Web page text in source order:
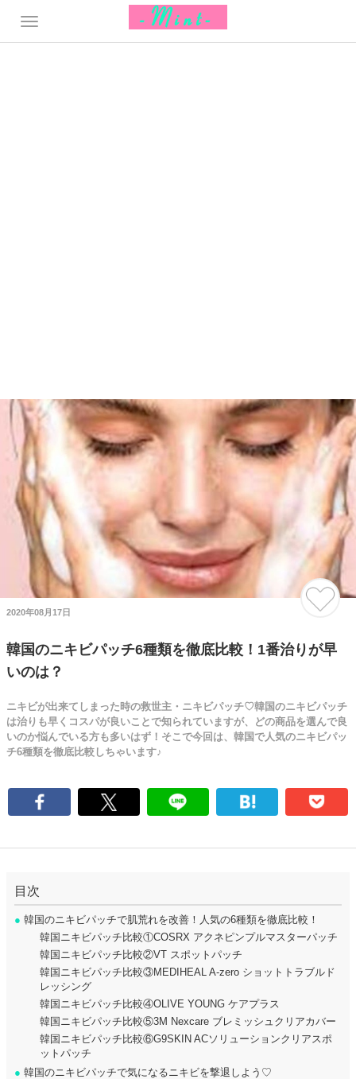
2020年08月17日
韓国のニキビパッチ6種類を徹底比較！1番治りが早
いのは？
ニキビが出来てしまった時の救世主・ニキビパッチ♡韓国のニキビパッチ
は治りも早くコスパが良いことで知られていますが、どの商品を選んで良
いのか悩んでいる方も多いはず！そこで今回は、韓国で人気のニキビパッ
チ6種類を徹底比較しちゃいます♪
目次
● 韓国のニキビパッチで肌荒れを改善！人気の6種類を徹底比較！
韓国ニキビパッチ比較①COSRX アクネピンプルマスターパッチ
韓国ニキビパッチ比較②VT スポットパッチ
韓国ニキビパッチ比較③MEDIHEAL A-zero ショットトラブルド
レッシング
韓国ニキビパッチ比較④OLIVE YOUNG ケアプラス
韓国ニキビパッチ比較⑤3M Nexcare ブレミッシュクリアカバー
韓国ニキビパッチ比較⑥G9SKIN ACソリューションクリアスポ
ットパッチ
● 韓国のニキビパッチで気になるニキビを撃退しよう♡